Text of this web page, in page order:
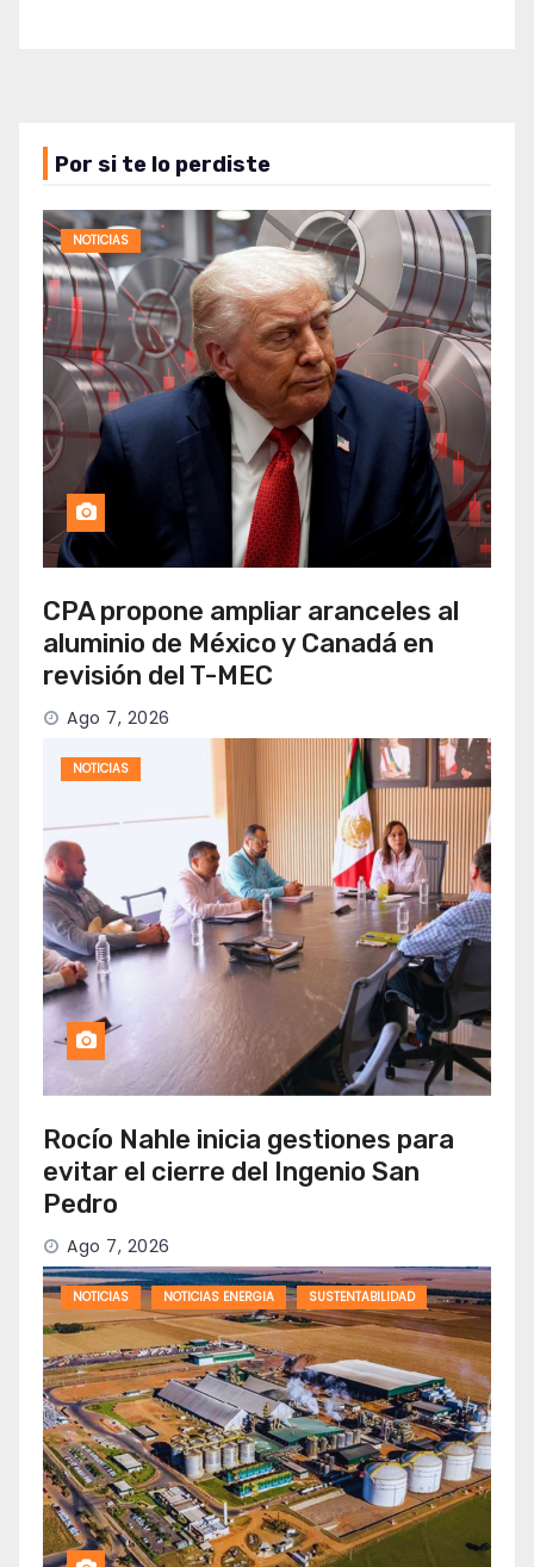
Por si te lo perdiste
NOTICIAS
CPA propone ampliar aranceles al
aluminio de México y Canadá en
revisión del T-MEC
Ago 7, 2026
NOTICIAS
Rocío Nahle inicia gestiones para
evitar el cierre del Ingenio San
Pedro
Ago 7, 2026
NOTICIAS NOTICIAS ENERGIA SUSTENTABILIDAD